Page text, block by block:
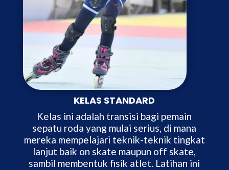
KELAS STANDARD
Kelas ini adalah transisi bagi pemain
sepatu roda yang mulai serius, di mana
mereka mempelajari teknik-teknik tingkat
lanjut baik on skate maupun off skate,
sambil membentuk fisik atlet. Latihan ini